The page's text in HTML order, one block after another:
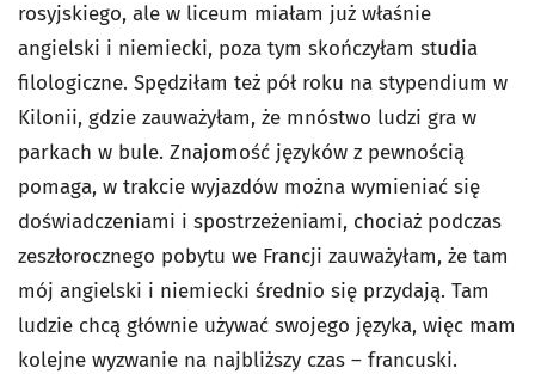
rosyjskiego, ale w liceum miałam już właśnie
angielski i niemiecki, poza tym skończyłam studia
filologiczne. Spędziłam też pół roku na stypendium w
Kilonii, gdzie zauważyłam, że mnóstwo ludzi gra w
parkach w bule. Znajomość języków z pewnością
pomaga, w trakcie wyjazdów można wymieniać się
doświadczeniami i spostrzeżeniami, chociaż podczas
zeszłorocznego pobytu we Francji zauważyłam, że tam
mój angielski i niemiecki średnio się przydają. Tam
ludzie chcą głównie używać swojego języka, więc mam
kolejne wyzwanie na najbliższy czas – francuski.